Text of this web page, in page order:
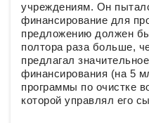
учреждениям. Он
финансирование для
предложению должен
полтора раза больше,
предлагал
финансирования (на 5
программы по очистке
которой управлял его